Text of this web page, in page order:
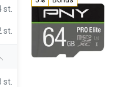
st.
st.
st.